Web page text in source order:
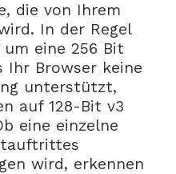
die von Ihrem
In der Regel
eine 256 Bit
Ihr Browser keine
unterstützt,
auf 128-Bit v3
eine einzelne
wird, erkennen